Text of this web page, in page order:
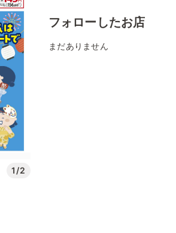
1/2
フォローしたお店
まだありません